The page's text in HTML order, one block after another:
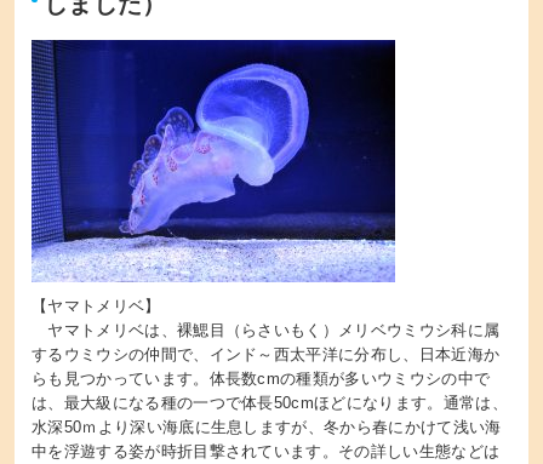
【ヤマトメリベ】
ヤマトメリベは、裸鰓目（らさいもく）メリベウミウシ科に属
するウミウシの仲間で、インド～西太平洋に分布し、日本近海か
らも見つかっています。体長数cmの種類が多いウミウシの中で
は、最大級になる種の一つで体長50cmほどになります。通常は、
水深50ｍより深い海底に生息しますが、冬から春にかけて浅い海
中を浮遊する姿が時折目撃されています。その詳しい生態などは